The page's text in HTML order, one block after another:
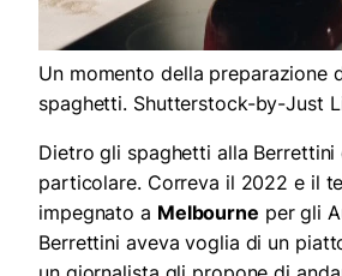
Un momento della preparazione
spaghetti. Shutterstock-by-Just
Dietro gli spaghetti alla Berrettini
particolare. Correva il 2022 e il
impegnato a Melbourne per gli
Berrettini aveva voglia di un